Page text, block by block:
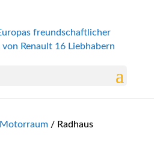
Motorraum/ Radhaus